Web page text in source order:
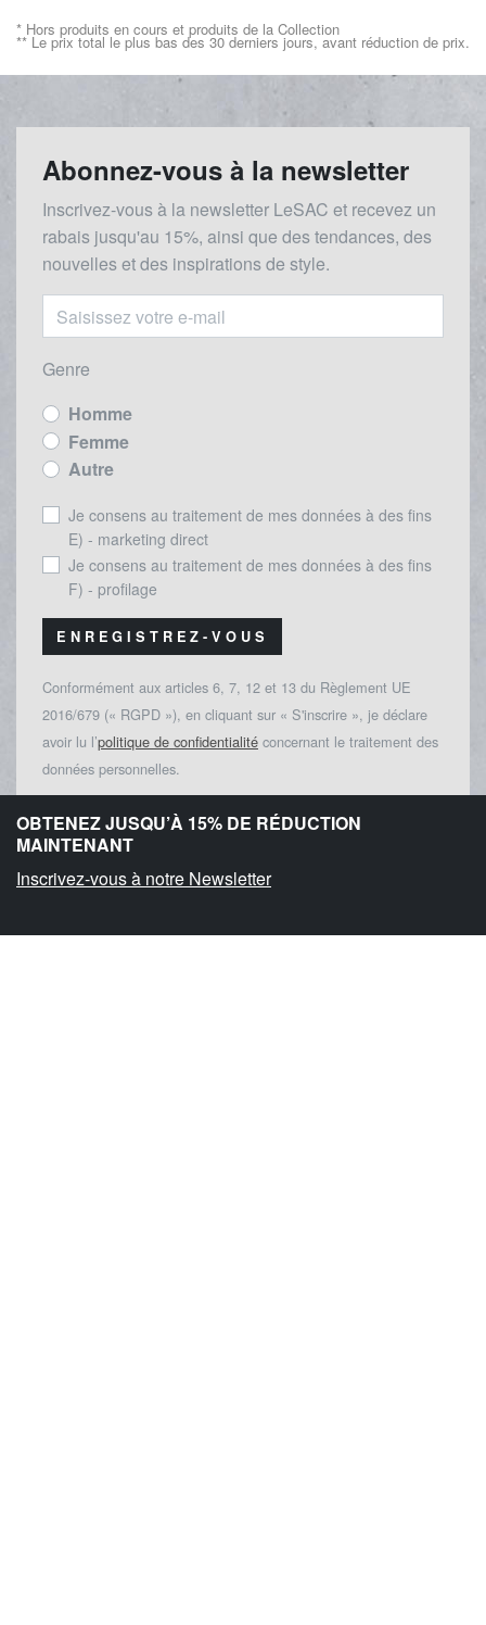
* Hors produits en cours et produits de la Collection
** Le prix total le plus bas des 30 derniers jours, avant réduction de prix.
Abonnez-vous à la newsletter
Inscrivez-vous à la newsletter LeSAC et recevez un
rabais jusqu'au 15%, ainsi que des tendances, des
nouvelles et des inspirations de style.
Genre
Homme
Femme
Autre
Je consens au traitement de mes données à des fins
E) - marketing direct
Je consens au traitement de mes données à des fins
F) - profilage
ENREGISTREZ-VOUS
Conformément aux articles 6, 7, 12 et 13 du Règlement UE
2016/679 (« RGPD »), en cliquant sur « S'inscrire », je déclare
avoir lu l’politique de confidentialité concernant le traitement des
données personnelles.
OBTENEZ JUSQU’À 15% DE RÉDUCTION
MAINTENANT
Inscrivez-vous à notre Newsletter
Lire la suite